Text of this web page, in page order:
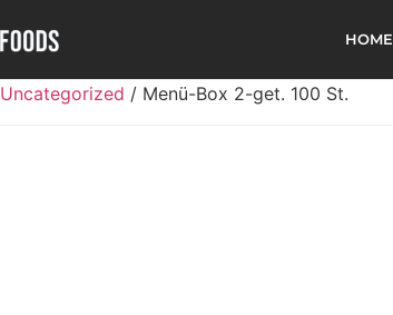
HOME
Uncategorized / Menü-Box 2-get. 100 St.